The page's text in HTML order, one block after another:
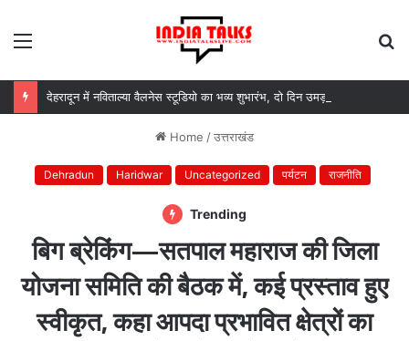
Home /उत्तराखंड
Dehradun Haridwar Uncategorized पर्यटन राजनीति
Trending
बिग ब्रेकिंग—सतपाल महाराज की जिला
योजना समिति की बैठक में, कई प्रस्ताव हुए
स्वीकृत, कहा आपदा प्रभावित क्षेत्रों का